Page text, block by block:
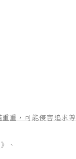
重，可能侵害追求尊
》、